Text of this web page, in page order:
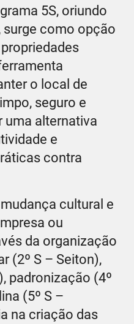
5S, oriundo
surge como opção
o local de
seguro e
uma alternativa
e
contra
cultural e
ou
da organização
(2º S – Seiton),
padronização (4º
(5º S –
na criação das